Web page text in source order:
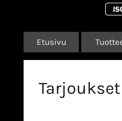
Etusivu
Tarjoukset